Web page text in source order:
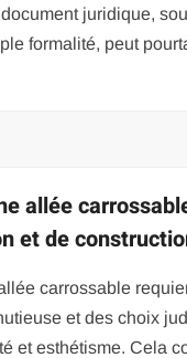
juridique,
formalité, peut
allée
et de
carrossable
et des choix
et esthétisme. Cela